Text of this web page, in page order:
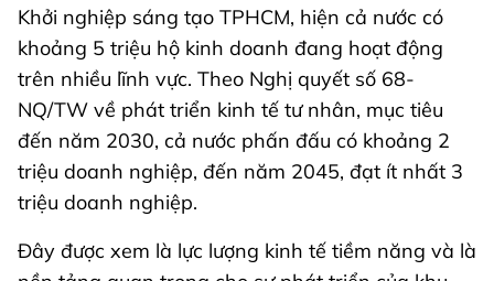
Khởi nghiệp sáng tạo TPHCM, hiện cả nước có
khoảng 5 triệu hộ kinh doanh đang hoạt động
trên nhiều lĩnh vực. Theo Nghị quyết số 68-
NQ/TW về phát triển kinh tế tư nhân, mục tiêu
đến năm 2030, cả nước phấn đấu có khoảng 2
triệu doanh nghiệp, đến năm 2045, đạt ít nhất 3
triệu doanh nghiệp.
Đây được xem là lực lượng kinh tế tiềm năng và là